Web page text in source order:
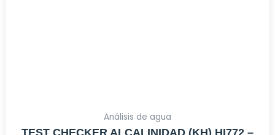
Análisis de agua
TEST CHECKER ALCALINIDAD (KH) HI772 –